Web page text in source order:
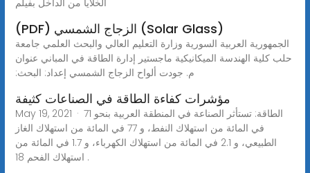
(PDF) الزجاج الشمسي (Solar Glass)
‫الجمهورية العربية السورية‬ ‫وزارة التعليم العالي والبحث العلمي‬ ‫جامعة
حلب‬ ‫كلية الهندسة الميكانيكية‬ ‫ماجستير إدارة الطاقة في المباني‬ ‫عنوان
البحث‪:‬‬ ‫ألواح الزجاج الشمسي‬ ‫إعداد‪:‬‬ ‫م‪ .‬جودت
مؤشرات كفاءة الطاقة في الصناعات كثيفة
May 19, 2021 · الطاقة: تستأثر الصناعة في المنطقة العربية بنحو 71
في المائة من استهلاك النفط، و 77 في المائة من استهلاك الغاز
الطبيعي، و 2.1 في المائة من استهلاك الكهرباء، و 1.7 في المائة من
استهلاك الفحم 18 .